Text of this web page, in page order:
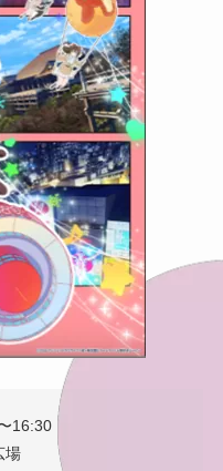
16:30
場